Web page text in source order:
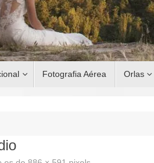
Fotografia Aérea Orlas